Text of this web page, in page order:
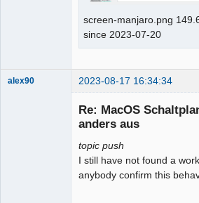
screen-manjaro.png
since 2023-07-20
alex90 2023-08-17 16:34:34
Re: MacOS
anders aus
topic push
I still have not found a
anybody confirm this